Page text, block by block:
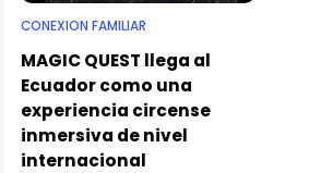
CONEXION FAMILIAR
MAGIC QUEST llega al
Ecuador como una
experiencia circense
inmersiva de nivel
internacional